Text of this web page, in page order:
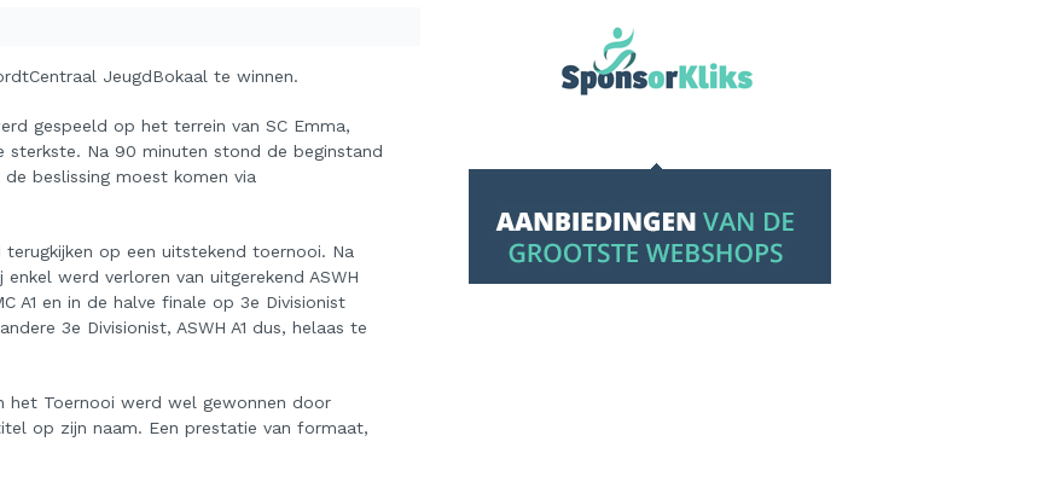
JeugdBokaal te winnen.
gespeeld op het terrein van SC Emma,
sterkste. Na 90 minuten stond de beginstand
beslissing moest komen via
terugkijken op een uitstekend toernooi. Na
werd verloren van uitgerekend ASWH
A1 en in de halve finale op 3e Divisionist
3e Divisionist, ASWH A1 dus, helaas te
het Toernooi werd wel gewonnen door
op zijn naam. Een prestatie van formaat,